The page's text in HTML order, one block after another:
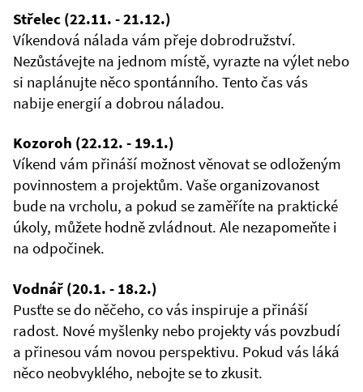
Střelec (22.11. - 21.12.)
Víkendová nálada vám přeje dobrodružství.
Nezůstávejte na jednom místě, vyrazte na výlet nebo
si naplánujte něco spontánního. Tento čas vás
nabije energií a dobrou náladou.
Kozoroh (22.12. - 19.1.)
Víkend vám přináší možnost věnovat se odloženým
povinnostem a projektům. Vaše organizovanost
bude na vrcholu, a pokud se zaměříte na praktické
úkoly, můžete hodně zvládnout. Ale nezapomeňte i
na odpočinek.
Vodnář (20.1. - 18.2.)
Pusťte se do něčeho, co vás inspiruje a přináší
radost. Nové myšlenky nebo projekty vás povzbudí
a přinesou vám novou perspektivu. Pokud vás láká
něco neobvyklého, nebojte se to zkusit.